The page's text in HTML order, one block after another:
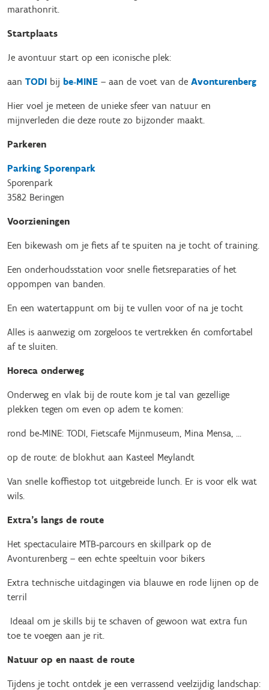
marathonrit.
Startplaats
Je avontuur start op een iconische plek:
aan TODI bij be‑MINE – aan de voet van de Avonturenberg
Hier voel je meteen de unieke sfeer van natuur en
mijnverleden die deze route zo bijzonder maakt.
Parkeren
Parking Sporenpark
Sporenpark
3582 Beringen
Voorzieningen
Een bikewash om je fiets af te spuiten na je tocht of training.
Een onderhoudsstation voor snelle fietsreparaties of het
oppompen van banden.
En een watertappunt om bij te vullen voor of na je tocht
Alles is aanwezig om zorgeloos te vertrekken én comfortabel
af te sluiten.
Horeca onderweg
Onderweg en vlak bij de route kom je tal van gezellige
plekken tegen om even op adem te komen:
rond be‑MINE: TODI, Fietscafe Mijnmuseum, Mina Mensa, ...
op de route: de blokhut aan Kasteel Meylandt
Van snelle koffiestop tot uitgebreide lunch. Er is voor elk wat
wils.
Extra’s langs de route
Het spectaculaire MTB‑parcours en skillpark op de
Avonturenberg – een echte speeltuin voor bikers
Extra technische uitdagingen via blauwe en rode lijnen op de
terril
Ideaal om je skills bij te schaven of gewoon wat extra fun
toe te voegen aan je rit.
Natuur op en naast de route
Tijdens je tocht ontdek je een verrassend veelzijdig landschap: